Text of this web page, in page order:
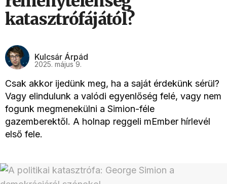
katasztrófájától?
Kulcsár Árpád
2025. május 9.
Csak akkor ijedünk meg, ha a saját érdekünk sérül?
Vagy elindulunk a valódi egyenlőség felé, vagy nem
fogunk megmenekülni a Simion-féle
gazemberektől. A holnap reggeli mEmber hírlevél
első fele.